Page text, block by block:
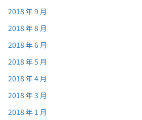
2018 年 9 月
2018 年 8 月
2018 年 6 月
2018 年 5 月
2018 年 4 月
2018 年 3 月
2018 年 1 月